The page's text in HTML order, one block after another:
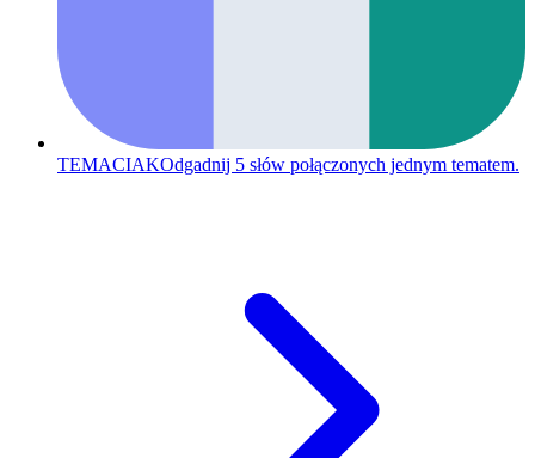
TEMACIAKOdgadnij 5 słów połączonych jednym tematem.